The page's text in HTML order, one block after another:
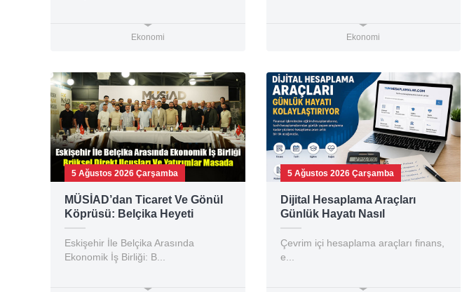
Ekonomi Ekonomi
5 Ağustos 2026 Çarşamba
MÜSİAD’dan Ticaret Ve Gönül
Köprüsü: Belçika Heyeti
Eskişehir’de Ağırlandı
Eskişehir İle Belçika Arasında
Ekonomik İş Birliği: B...
5 Ağustos 2026 Çarşamba
Dijital Hesaplama Araçları
Günlük Hayatı Nasıl
Kolaylaştırıyor?
Çevrim içi hesaplama araçları finans,
e...